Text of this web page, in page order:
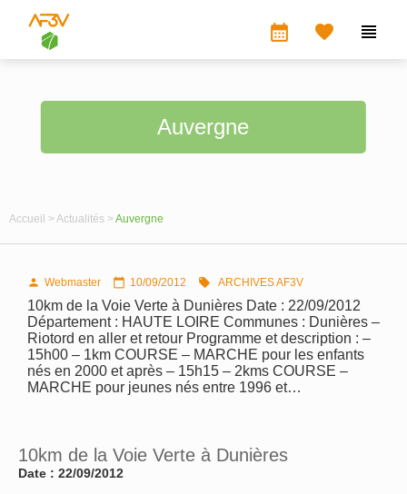
calendar_month  
Auvergne
Accueil > Actualités > Auvergne
 Webmaster  10/09/2012  ARCHIVES AF3V
10km de la Voie Verte à Dunières Date : 22/09/2012
Département : HAUTE LOIRE Communes : Dunières –
Riotord en aller et retour Programme et description : –
15h00 – 1km COURSE – MARCHE pour les enfants
nés en 2000 et après – 15h15 – 2kms COURSE –
MARCHE pour jeunes nés entre 1996 et…
10km de la Voie Verte à Dunières
Date : 22/09/2012